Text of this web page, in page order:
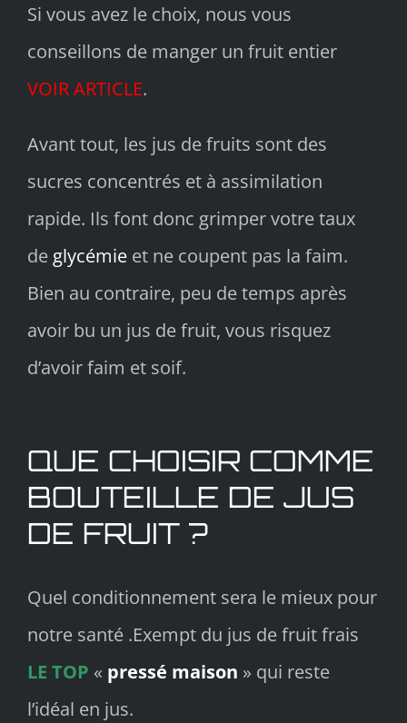
Si vous avez le choix, nous vous
conseillons de manger un fruit entier
VOIR ARTICLE.
Avant tout, les jus de fruits sont des
sucres concentrés et à assimilation
rapide. Ils font donc grimper votre taux
de glycémie et ne coupent pas la faim.
Bien au contraire, peu de temps après
avoir bu un jus de fruit, vous risquez
d’avoir faim et soif.
QUE CHOISIR COMME
BOUTEILLE DE JUS
DE FRUIT ?
Quel conditionnement sera le mieux pour
notre santé .Exempt du jus de fruit frais
LE TOP « pressé maison » qui reste
l’idéal en jus.